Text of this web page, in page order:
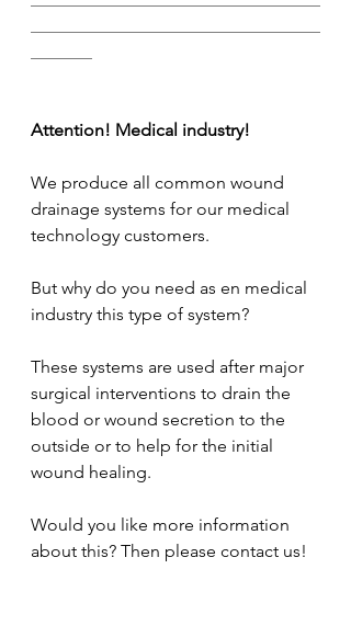
Attention! Medical industry!
We produce all common wound
drainage systems for our medical
technology customers.
But why do you need as en medical
industry this type of system?
These systems are used after major
surgical interventions to drain the
blood or wound secretion to the
outside or to help for the initial
wound healing.
Would you like more information
about this? Then please contact us!